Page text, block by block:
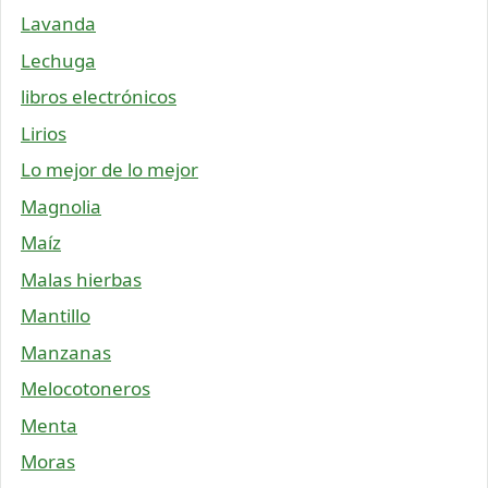
Lavanda
Lechuga
libros electrónicos
Lirios
Lo mejor de lo mejor
Magnolia
Maíz
Malas hierbas
Mantillo
Manzanas
Melocotoneros
Menta
Moras